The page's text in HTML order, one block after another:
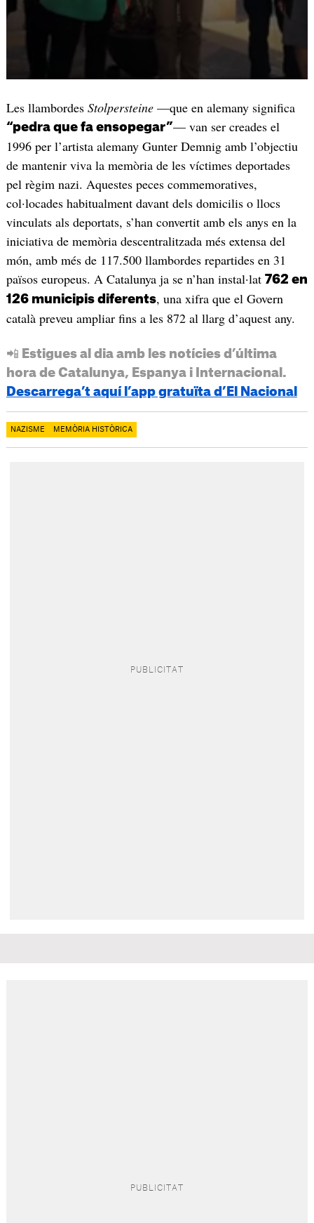
Les llambordes Stolpersteine —que en alemany significa
“pedra que fa ensopegar”— van ser creades el
1996 per l’artista alemany Gunter Demnig amb l’objectiu
de mantenir viva la memòria de les víctimes deportades
pel règim nazi. Aquestes peces commemoratives,
col·locades habitualment davant dels domicilis o llocs
vinculats als deportats, s’han convertit amb els anys en la
iniciativa de memòria descentralitzada més extensa del
món, amb més de 117.500 llambordes repartides en 31
països europeus. A Catalunya ja se n’han instal·lat 762 en
126 municipis diferents, una xifra que el Govern
català preveu ampliar fins a les 872 al llarg d’aquest any.
📲 Estigues al dia amb les notícies d’última
hora de Catalunya, Espanya i Internacional.
Descarrega’t aquí l’app gratuïta d’El Nacional
NAZISME MEMÒRIA HISTÒRICA